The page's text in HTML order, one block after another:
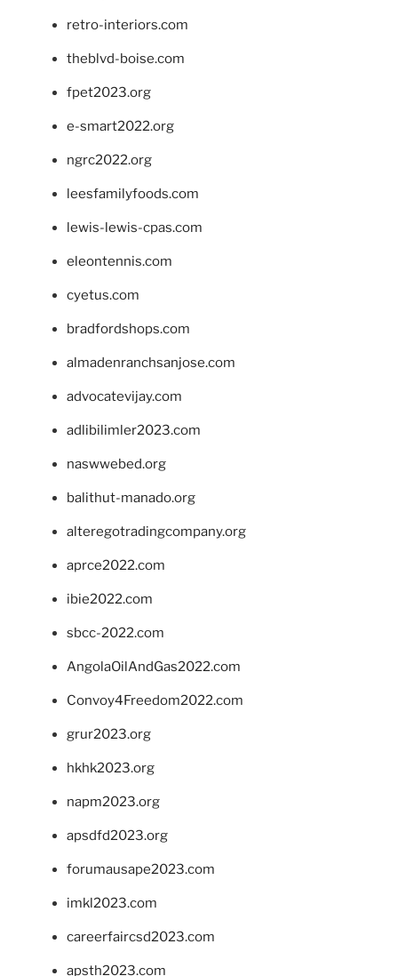
retro-interiors.com
theblvd-boise.com
fpet2023.org
e-smart2022.org
ngrc2022.org
leesfamilyfoods.com
lewis-lewis-cpas.com
eleontennis.com
cyetus.com
bradfordshops.com
almadenranchsanjose.com
advocatevijay.com
adlibilimler2023.com
naswwebed.org
balithut-manado.org
alteregotradingcompany.org
aprce2022.com
ibie2022.com
sbcc-2022.com
AngolaOilAndGas2022.com
Convoy4Freedom2022.com
grur2023.org
hkhk2023.org
napm2023.org
apsdfd2023.org
forumausape2023.com
imkl2023.com
careerfaircsd2023.com
apsth2023.com